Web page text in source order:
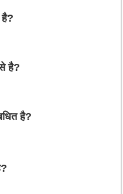
है?
है?